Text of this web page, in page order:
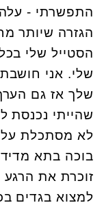
התפשרתי - עלה
הגזרה שיותר
הסטייל שלי
שלי. אני
שלך אז גם
שהייתי נכנסת
לא מסתכלת
בוכה בתא
זוכרת את
למצוא בגדים